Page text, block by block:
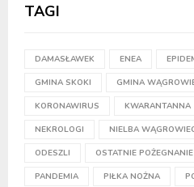
TAGI
DAMASŁAWEK ENEA
GMINA SKOKI GMINA
KORONAWIRUS KWARANTANNA
NEKROLOGI NIELBA
ODESZLI OSTATNIE POŻEGNANIE
PANDEMIA PIŁKA NOŻNA